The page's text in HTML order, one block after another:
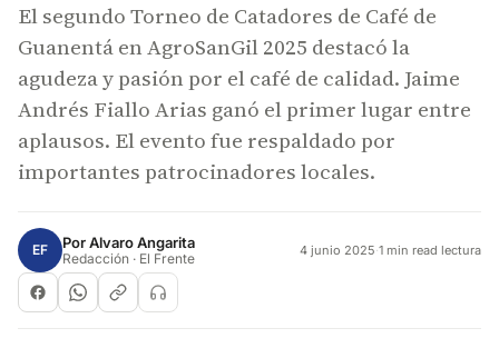
El segundo Torneo de Catadores de Café de
Guanentá en AgroSanGil 2025 destacó la
agudeza y pasión por el café de calidad. Jaime
Andrés Fiallo Arias ganó el primer lugar entre
aplausos. El evento fue respaldado por
importantes patrocinadores locales.
EF PorAlvaro Angarita
Redacción · El Frente 4 junio 2025·1 min read lectura